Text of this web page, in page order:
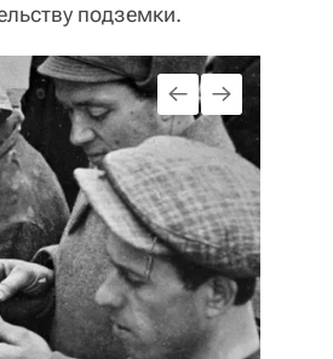
подземки.